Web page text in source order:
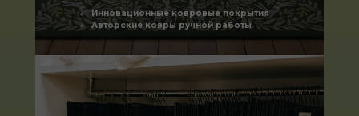
Инновационные ковровые покрытия
Авторские ковры ручной работы